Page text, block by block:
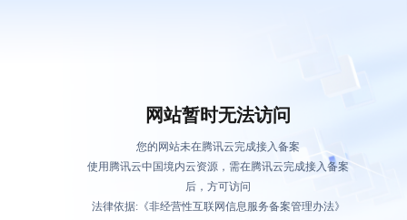
网站暂时无法访问
您的网站未在腾讯云完成接入备案
使用腾讯云中国境内云资源，需在腾讯云完成接入备案
后，方可访问
法律依据:《非经营性互联网信息服务备案管理办法》